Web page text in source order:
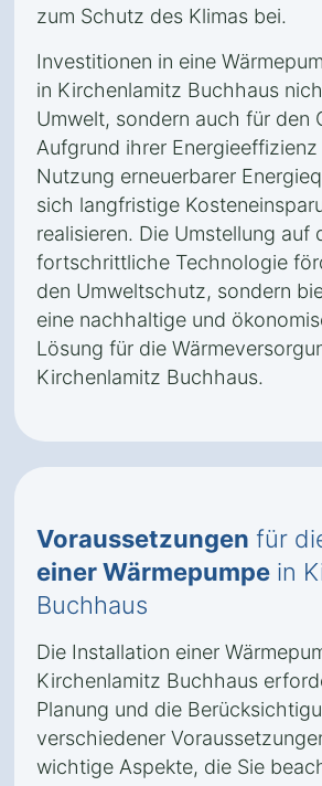
zum Schutz des Klimas bei.
Investitionen in eine
in Kirchenlamitz Buchhaus
Umwelt, sondern auch für den
Aufgrund ihrer
Nutzung erneuerbarer
sich langfristige
realisieren. Die Umstellung auf
fortschrittliche Technologie
den Umweltschutz, sondern
eine nachhaltige und
Lösung für die
Kirchenlamitz Buchhaus.
Voraussetzungen für
einer Wärmepumpe in
Buchhaus
Die Installation einer
Kirchenlamitz Buchhaus
Planung und die
verschiedener
wichtige Aspekte, die Sie